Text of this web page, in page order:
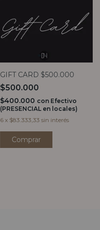
GIFT CARD $500.000
$500.000
$400.000 con Efectivo
(PRESENCIAL en locales)
6 x $83.333,33 sin interés